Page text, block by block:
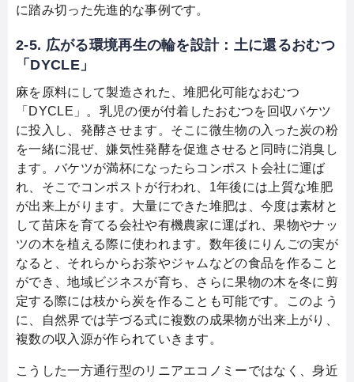
に踏み切った先進的な事例です。
2-5. 広がる環境再生の輪を設計：土に還るおむつ
「DYCLE」
麻を原料にして製造された、堆肥化可能なおむつ
「DYCLE」。乳児の便が付着したおむつを回収バケツ
に投入し、発酵させます。そこに微生物の入った炭の粉
を一緒に混ぜ、嫌気性発酵を促進させると同時に消臭し
ます。バケツが満杯になったらコンポスト会社に運ば
れ、そこでコンポストが行われ、1年後には上質な堆肥
が出来上がります。大量にできた堆肥は、今度は素材と
して苗床を育てる会社や有機農家に運ばれ、果物やナッ
ツの木を植える際に使われます。数年後にりんごの実が
なると、それらからお茶やジャムなどの食品を作ること
ができ、地域ビジネスが育ち、さらに果物の木を冬に剪
定する際には枝から炭を作ることも可能です。このよう
に、自然界では芋づる式に複数の成果物が出来上がり、
複数の収入源が作られていきます。
こうした一方通行型のリニアエコノミーではなく、身近